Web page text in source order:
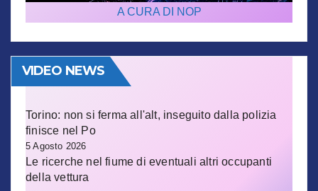
A CURA DI NOP
VIDEO NEWS
Torino: non si ferma all'alt, inseguito dalla polizia
finisce nel Po
5 Agosto 2026
Le ricerche nel fiume di eventuali altri occupanti
della vettura